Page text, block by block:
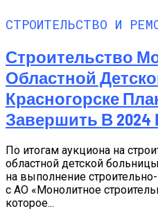
СТРОИТЕЛЬСТВО И
Строительство
Областной
Красногорске
Завершить В 2024
По итогам аукциона на
областной детской
на выполнение
с АО «Монолитное
которое...